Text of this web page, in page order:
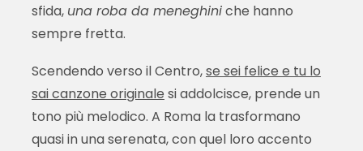
sfida, una roba da meneghiniche hanno
sempre fretta.
Scendendo verso il Centro,se sei felice e tu lo
sai canzone originale si addolcisce, prende un
tono più melodico. A Roma la trasformano
quasi in una serenata, con quel loro accento